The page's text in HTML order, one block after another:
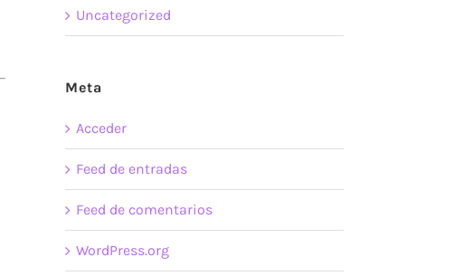
Uncategorized
Meta
Acceder
Feed de entradas
Feed de comentarios
WordPress.org